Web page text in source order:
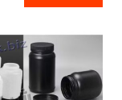
المقالات